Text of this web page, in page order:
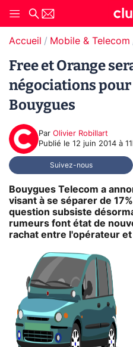
Accueil Mobile & Telecom
Free et Orange
négociations pour
Bouygues
Par Olivier Robillart
Publié le 12 juin 2014 à
Suivez-nous
Bouygues Telecom a
visant à se séparer de
question subsiste
rumeurs font état de
rachat entre l'opérateur